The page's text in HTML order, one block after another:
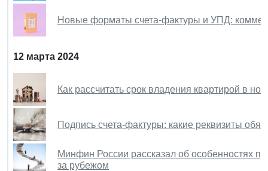
Новые форматы счета-фактуры и УПД:
12 марта 2024
Как рассчитать срок владения квартирой в
Подпись счета-фактуры: какие реквизиты
Минфин России рассказал об особенностях
за рубежом